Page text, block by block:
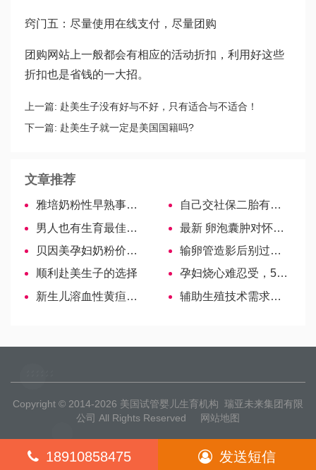
窍门五：尽量使用在线支付，尽量团购
团购网站上一般都会有相应的活动折扣，利用好这些
折扣也是省钱的一大招。
上一篇: 赴美生子没有好与不好，只有适合与不适合！
下一篇: 赴美生子就一定是美国国籍吗?
文章推荐
雅培奶粉性早熟事件是虚惊一场，具体原因还未明确！
自己交社保二胎有补贴，满足三条件生育津贴即可到手！
男人也有生育最佳年龄，精子质量在这几年最好
最新 卵泡囊肿对怀孕危害大，两大并发症也需严阵以待
贝因美孕妇奶粉价格汇总，好坏一看便知！
输卵管造影后别过早怀孕，多久可以同房备孕真有讲究
顺利赴美生子的选择
孕妇烧心难忍受，5招教你快速有效缓解症状-哈萨克斯坦试管婴儿
新生儿溶血性黄疸的3大治疗方法！
辅助生殖技术需求飙升，年均超30万例试管婴儿面世
Copyright © 2014-2026 美国试管婴儿生育机构 瑞亚未来集团有限
公司 All Rights Reserved
网站地图
18910858475 发送短信